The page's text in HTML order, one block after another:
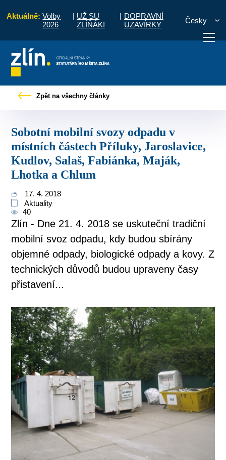
Aktuálně: Volby
2026
| UŽ SU
ZLÍŇÁK!
| DOPRAVNÍ
UZAVÍRKY
Česky
vyřídit Potřebuji zaplatit
Zpět na všechny články
Sobotní mobilní svozy odpadu v
místních částech Příluky, Jaroslavice,
Kudlov, Salaš, Fabiánka, Maják,
Lhotka a Chlum
17. 4. 2018
Aktuality
40
Zlín - Dne 21. 4. 2018 se uskuteční tradiční
mobilní svoz odpadu, kdy budou sbírány
objemné odpady, biologické odpady a kovy. Z
technických důvodů budou upraveny časy
přistavení...